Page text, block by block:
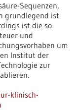
Sequenzen,
grundlegend ist.
ist die so
und
um
Institut der
zur
klinisch-